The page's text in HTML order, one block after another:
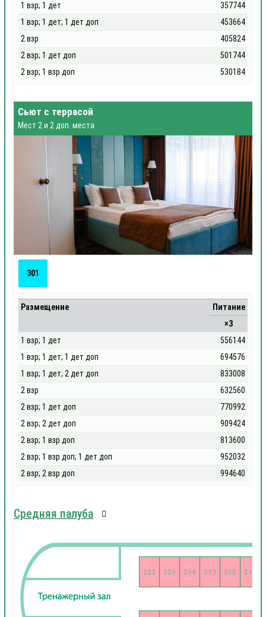
1 взр; 1 дет
357744
1 взр; 1 дет; 1 дет доп
453664
2 взр
405824
2 взр; 1 дет доп
501744
2 взр; 1 взр доп
530184
Сьют с террасой
Мест 2 и 2 доп. места
301
Размещение
Питание
×3
1 взр; 1 дет
556144
1 взр; 1 дет; 1 дет доп
694576
1 взр; 1 дет; 2 дет доп
833008
2 взр
632560
2 взр; 1 дет доп
770992
2 взр; 2 дет доп
909424
2 взр; 1 взр доп
813600
2 взр; 1 взр доп; 1 дет доп
952032
2 взр; 2 взр доп
994640
Средняя палуба
213
215
217
219
221
223